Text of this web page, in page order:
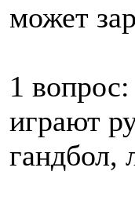
может
1
играют
гандбол,